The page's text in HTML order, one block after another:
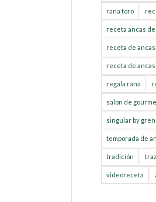
rana toro
receta ancas
receta de
receta de
regala rana
salon de
singular by
temporada de
tradición
videoreceta